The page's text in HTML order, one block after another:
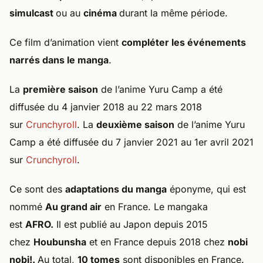
simulcast ou au cinéma durant la même période.
Ce film d’animation vient compléter les événements
narrés dans le manga.
La première saison de l’anime Yuru Camp a été
diffusée du 4 janvier 2018 au 22 mars 2018
sur Crunchyroll. La deuxième saison de l’anime Yuru
Camp a été diffusée du 7 janvier 2021 au 1er avril 2021
sur Crunchyroll.
Ce sont des adaptations du manga éponyme, qui est
nommé Au grand air en France. Le mangaka
est AFRO. Il est publié au Japon depuis 2015
chez Houbunsha et en France depuis 2018 chez nobi
nobi!. Au total, 10 tomes sont disponibles en France.